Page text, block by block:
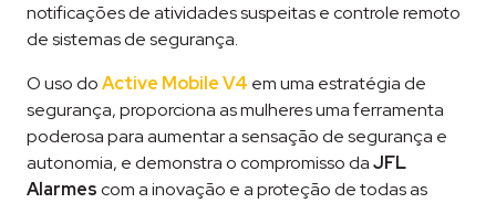
notificações de atividades suspeitas e controle remoto
de sistemas de segurança.
O uso doActive Mobile V4 em uma estratégia de
segurança, proporciona as mulheres uma ferramenta
poderosa para aumentar a sensação de segurança e
autonomia, e demonstra o compromisso daJFL
Alarmescom a inovação e a proteção de todas as